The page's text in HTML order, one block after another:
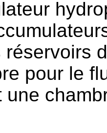
réservoirs
pour le
une